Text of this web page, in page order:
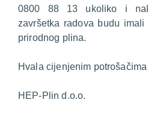
0800 88 13 ukoliko i
završetka radova budu
prirodnog plina.
Hvala cijenjenim
HEP-Plin d.o.o.